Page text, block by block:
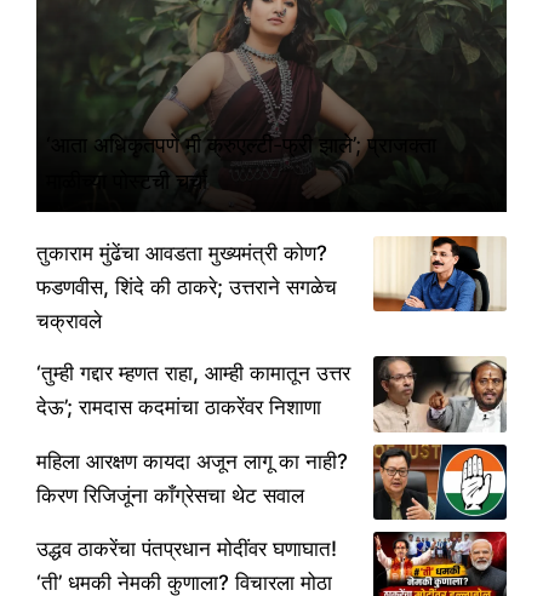
‘आता अधिकृतपणे मी क्रुएल्टी-फ्री झाले’; प्राजक्ता
माळीच्या पोस्टची चर्चा
तुकाराम मुंढेंचा आवडता मुख्यमंत्री कोण?
फडणवीस, शिंदे की ठाकरे; उत्तराने सगळेच
चक्रावले
‘तुम्ही गद्दार म्हणत राहा, आम्ही कामातून उत्तर
देऊ’; रामदास कदमांचा ठाकरेंवर निशाणा
महिला आरक्षण कायदा अजून लागू का नाही?
किरण रिजिजूंना काँग्रेसचा थेट सवाल
उद्धव ठाकरेंचा पंतप्रधान मोदींवर घणाघात!
‘ती’ धमकी नेमकी कुणाला? विचारला मोठा